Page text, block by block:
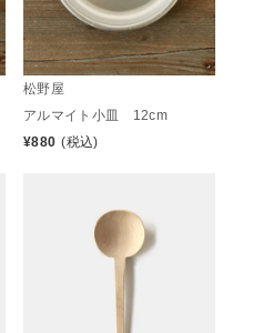
松野屋
アルマイト小皿 12cm
¥880 (税込)